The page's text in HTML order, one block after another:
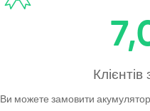
Ви можете замовити акумулятор